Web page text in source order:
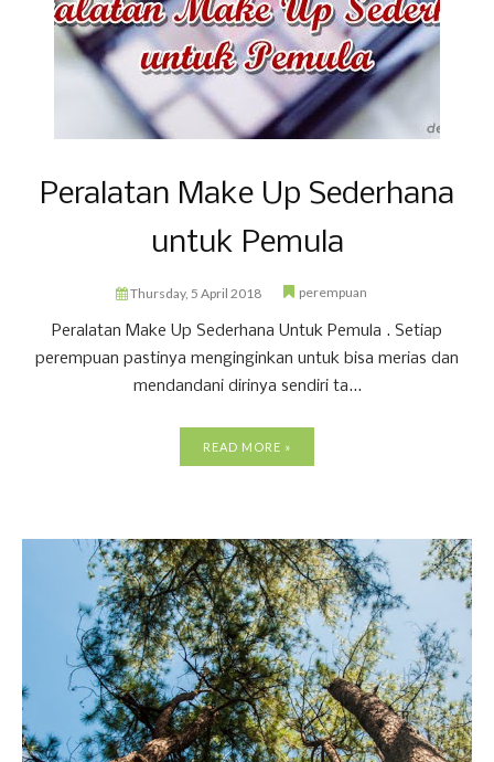
Peralatan Make Up Sederhana
untuk Pemula
Thursday, 5 April 2018 perempuan
Peralatan Make Up Sederhana Untuk Pemula . Setiap
perempuan pastinya menginginkan untuk bisa merias dan
mendandani dirinya sendiri ta...
READ MORE »